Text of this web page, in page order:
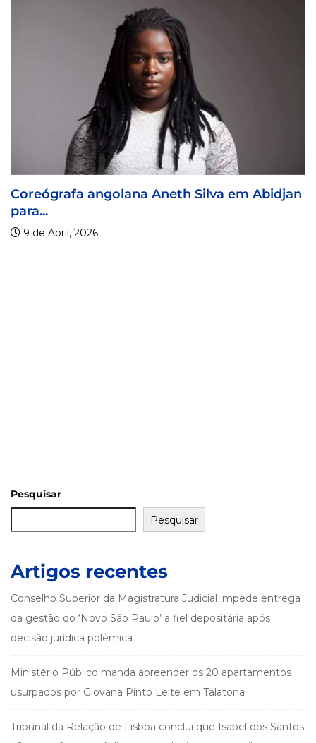
Coreógrafa angolana Aneth Silva em Abidjan
para...
9 de Abril, 2026
Pesquisar
Pesquisar
Artigos recentes
Conselho Superior da Magistratura Judicial impede entrega
da gestão do ‘Novo São Paulo’ a fiel depositária após
decisão jurídica polémica
Ministério Público manda apreender os 20 apartamentos
usurpados por Giovana Pinto Leite em Talatona
Tribunal da Relação de Lisboa conclui que Isabel dos Santos